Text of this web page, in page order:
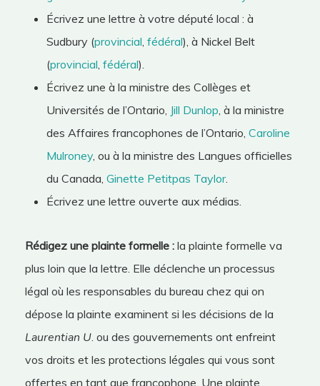
Écrivez une lettre à votre député local : à
Sudbury (provincial, fédéral), à Nickel Belt
(provincial, fédéral).
Écrivez une à la ministre des Collèges et
Universités de l’Ontario, Jill Dunlop, à la ministre
des Affaires francophones de l’Ontario, Caroline
Mulroney, ou à la ministre des Langues officielles
du Canada, Ginette Petitpas Taylor.
Écrivez une lettre ouverte aux médias.
Rédigez une plainte formelle : la plainte formelle va
plus loin que la lettre. Elle déclenche un processus
légal où les responsables du bureau chez qui on
dépose la plainte examinent si les décisions de la
Laurentian U. ou des gouvernements ont enfreint
vos droits et les protections légales qui vous sont
offertes en tant que francophone. Une plainte